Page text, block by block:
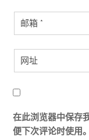
在此浏览器中保存
便下次评论时使用。